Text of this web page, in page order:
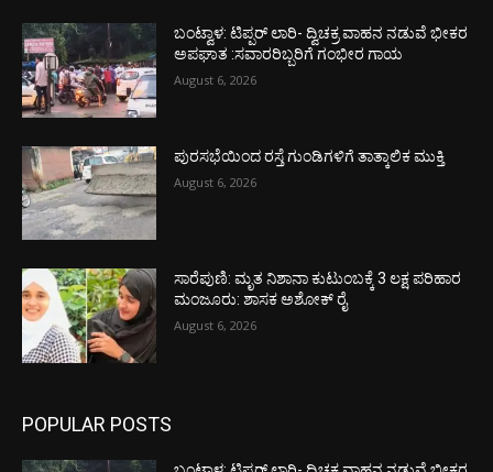
ಬಂಟ್ವಾಳ: ಟಿಪ್ಪರ್ ಲಾರಿ- ದ್ವಿಚಕ್ರ ವಾಹನ ನಡುವೆ ಭೀಕರ
ಅಪಘಾತ :ಸವಾರರಿಬ್ಬರಿಗೆ ಗಂಭೀರ ಗಾಯ
August 6, 2026
ಪುರಸಭೆಯಿಂದ ರಸ್ತೆ ಗುಂಡಿಗಳಿಗೆ ತಾತ್ಕಾಲಿಕ ಮುಕ್ತಿ
August 6, 2026
ಸಾರೆಪುಣಿ: ಮೃತ ನಿಶಾನಾ ಕುಟುಂಬಕ್ಕೆ 3 ಲಕ್ಷ ಪರಿಹಾರ
ಮಂಜೂರು: ಶಾಸಕ ಅಶೋಕ್ ರೈ
August 6, 2026
POPULAR POSTS